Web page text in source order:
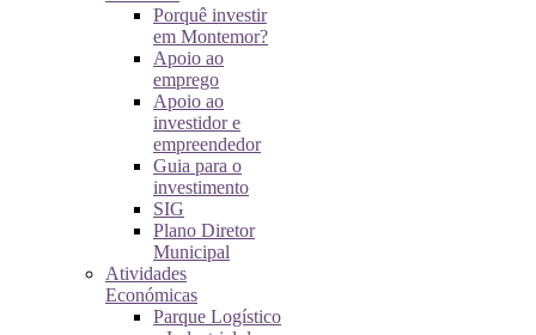
Porquê investir
em Montemor?
Apoio ao
emprego
Apoio ao
investidor e
empreendedor
Guia para o
investimento
SIG
Plano Diretor
Municipal
Atividades
Económicas
Parque Logístico